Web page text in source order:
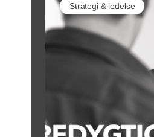
Strategi & ledelse